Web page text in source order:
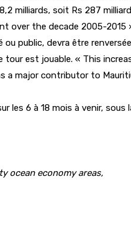
milliards, soit Rs 287
over the decade 2005-2015
public, devra être
est jouable. « This
major contributor to
6 à 18 mois à venir, sous
ocean economy areas,